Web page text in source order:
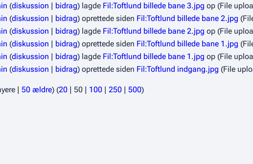
diskussion bidrag lagde Fil:Toftlund billede bane 3.jpg op (File
diskussion bidrag oprettede siden Fil:Toftlund billede bane 2.jpg
diskussion bidrag lagde Fil:Toftlund billede bane 2.jpg op (File
diskussion bidrag oprettede siden Fil:Toftlund billede bane 1.jpg
diskussion bidrag lagde Fil:Toftlund billede bane 1.jpg op (File
diskussion bidrag oprettede siden Fil:Toftlund indgang.jpg (File
| 50 ældre) (20 | 50 | 100 | 250 | 500)